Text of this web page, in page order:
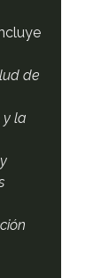
de
y la